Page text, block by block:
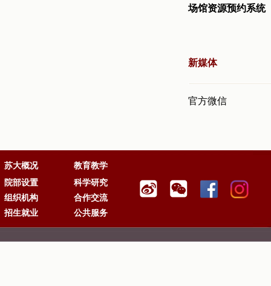
场馆资源预约系统
新媒体
官方微信
苏大概况
教育教学
院部设置
科学研究
组织机构
合作交流
招生就业
公共服务